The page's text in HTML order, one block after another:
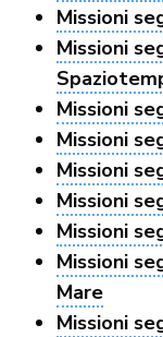
Missioni
Missioni
Missioni
Missioni
Missioni
Missioni
Missioni
Missioni
Mare
Missioni